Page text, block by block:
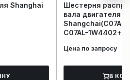
Шестерня
вала двигателя
Shangchai(C07AL-
C07AL-1W4402+B)
Цена по запросу
В